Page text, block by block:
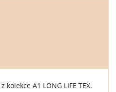
kolekce A1 LONG LIFE TEX.